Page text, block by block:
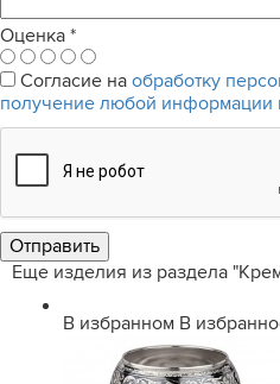
Оценка *
Согласие на обработку
получение любой информации
Еще изделия из раздела
В избранном В